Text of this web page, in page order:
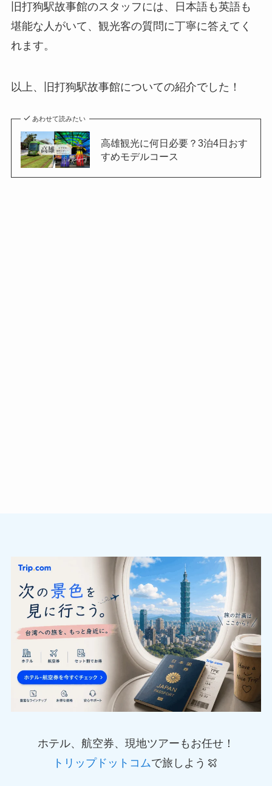
旧打狗駅故事館のスタッフには、日本語も英語も
堪能な人がいて、観光客の質問に丁寧に答えてく
れます。
以上、旧打狗駅故事館についての紹介でした！
あわせて読みたい
高雄観光に何日必要？3泊4日おす
すめモデルコース
ホテル、航空券、現地ツアーもお任せ！
トリップドットコムで旅しよう